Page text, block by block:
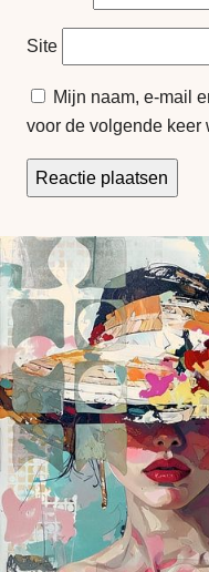
Site
Mijn naam, e-mail
voor de volgende keer